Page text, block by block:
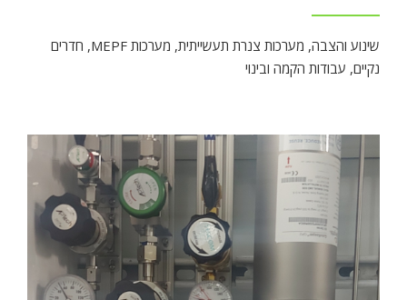
שינוע והצבה, מערכות צנרת תעשייתית, מערכות MEPF , חדרים
נקיים, עבודות הקמה ובינוי